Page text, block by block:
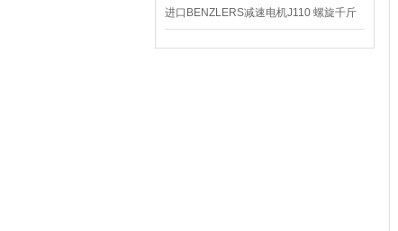
排屑机
进口BENZLERS减速电机J110 螺旋千斤
顶BD-58